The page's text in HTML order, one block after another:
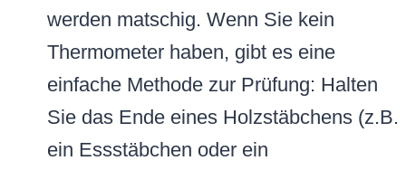
werden matschig. Wenn Sie kein
Thermometer haben, gibt es eine
einfache Methode zur Prüfung: Halten
Sie das Ende eines Holzstäbchens (z.B.
ein Essstäbchen oder ein